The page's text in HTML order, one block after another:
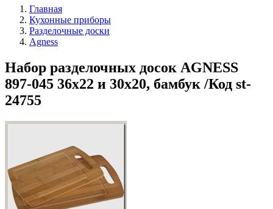
Главная
Кухонные приборы
Разделочные доски
Agness
Набор разделочных досок AGNESS
897-045 36х22 и 30х20, бамбук /Код st-
24755